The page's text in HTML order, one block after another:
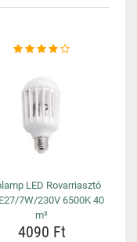
LED Rovarriasztó
7W/230V 6500K 40
m²
4090 Ft